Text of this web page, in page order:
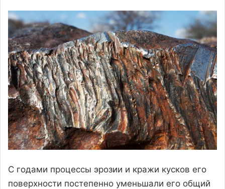
С годами процессы эрозии и кражи кусков его
поверхности постепенно уменьшали его общий